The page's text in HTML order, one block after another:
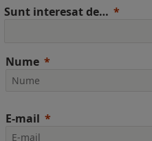
Sunt interesat de…
Nume
E-mail